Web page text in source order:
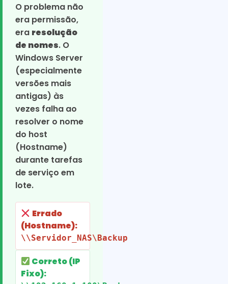
O problema não
era permissão,
era resolução
de nomes. O
Windows Server
(especialmente
versões mais
antigas) às
vezes falha ao
resolver o nome
do host
(Hostname)
durante tarefas
de serviço em
lote.
Errado
(Hostname):
\\Servidor_NAS\Backup
Correto (IP
Fixo):